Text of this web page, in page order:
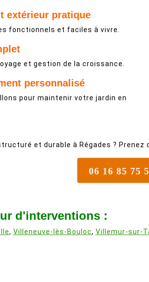
extérieur pratique
fonctionnels et faciles à vivre.
et gestion de la croissance.
personnalisé
pour maintenir votre jardin en
et durable à Régades ?
06 16 85 75
d'interventions :
, Villeneuve-lès-Bouloc, Villemur-sur-